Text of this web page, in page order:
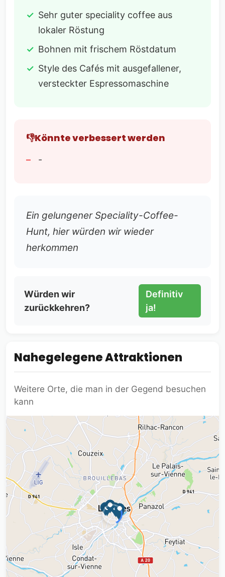
Sehr guter speciality coffee aus
lokaler Röstung
Bohnen mit frischem Röstdatum
Style des Cafés mit ausgefallener,
versteckter Espressomaschine
Könnte verbessert werden
-
Ein gelungener Speciality-Coffee-
Hunt, hier würden wir wieder
herkommen
Würden wir
zurückkehren?
Definitiv
ja!
Nahegelegene Attraktionen
Weitere Orte, die man in der Gegend besuchen
kann